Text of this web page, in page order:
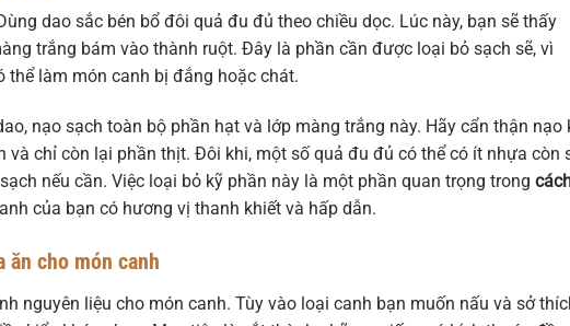
dao sắc bén bổ đôi quả đu đủ theo chiều dọc. Lúc này, bạn sẽ thấy
trắng bám vào thành ruột. Đây là phần cần được loại bỏ sạch sẽ, vì
thể làm món canh bị đắng hoặc chát.
nạo sạch toàn bộ phần hạt và lớp màng trắng này. Hãy cẩn thận nạo
và chỉ còn lại phần thịt. Đôi khi, một số quả đu đủ có thể có ít nhựa còn
nếu cần. Việc loại bỏ kỹ phần này là một phần quan trọng trong
của bạn có hương vị thanh khiết và hấp dẫn.
ăn cho món canh
nguyên liệu cho món canh. Tùy vào loại canh bạn muốn nấu và sở